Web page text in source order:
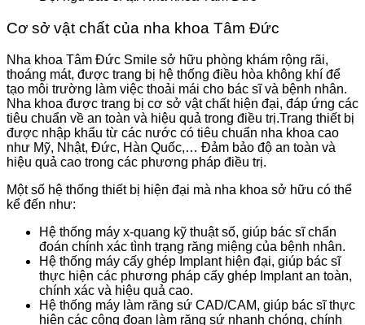
Cơ sở vật chất của nha khoa Tâm Đức
Nha khoa Tâm Đức Smile sở hữu phòng khám rộng rãi,
thoáng mát, được trang bị hệ thống điều hòa không khí để
tạo môi trường làm việc thoải mái cho bác sĩ và bệnh nhân.
Nha khoa được trang bị cơ sở vật chất hiện đại, đáp ứng các
tiêu chuẩn về an toàn và hiệu quả trong điều trị.Trang thiết bị
được nhập khẩu từ các nước có tiêu chuẩn nha khoa cao
như Mỹ, Nhật, Đức, Hàn Quốc,… Đảm bảo độ an toàn và
hiệu quả cao trong các phương pháp điều trị.
Một số hệ thống thiết bị hiện đại mà nha khoa sở hữu có thể
kể đến như:
Hệ thống máy x-quang kỹ thuật số, giúp bác sĩ chẩn
đoán chính xác tình trạng răng miệng của bệnh nhân.
Hệ thống máy cấy ghép Implant hiện đại, giúp bác sĩ
thực hiện các phương pháp cấy ghép Implant an toàn,
chính xác và hiệu quả cao.
Hệ thống máy làm răng sứ CAD/CAM, giúp bác sĩ thực
hiện các công đoạn làm răng sứ nhanh chóng, chính